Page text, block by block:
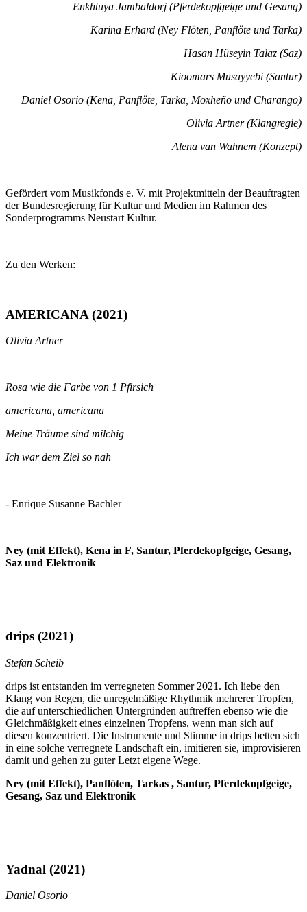
Enkhtuya Jambaldorj (Pferdekopfgeige und Gesang)
Karina Erhard (Ney Flöten, Panflöte und Tarka)
Hasan Hüseyin Talaz (Saz)
Kioomars Musayyebi (Santur)
Daniel Osorio (Kena, Panflöte, Tarka, Moxheño und Charango)
Olivia Artner (Klangregie)
Alena van Wahnem (Konzept)
Gefördert vom Musikfonds e. V. mit Projektmitteln der Beauftragten
der Bundesregierung für Kultur und Medien im Rahmen des
Sonderprogramms Neustart Kultur.
Zu den Werken:
AMERICANA (2021)
Olivia Artner
Rosa wie die Farbe von 1 Pfirsich
americana, americana
Meine Träume sind milchig
Ich war dem Ziel so nah
- Enrique Susanne Bachler
Ney (mit Effekt), Kena in F, Santur, Pferdekopfgeige, Gesang,
Saz und Elektronik
drips (2021)
Stefan Scheib
drips ist entstanden im verregneten Sommer 2021. Ich liebe den
Klang von Regen, die unregelmäßige Rhythmik mehrerer Tropfen,
die auf unterschiedlichen Untergründen auftreffen ebenso wie die
Gleichmäßigkeit eines einzelnen Tropfens, wenn man sich auf
diesen konzentriert. Die Instrumente und Stimme in drips betten sich
in eine solche verregnete Landschaft ein, imitieren sie, improvisieren
damit und gehen zu guter Letzt eigene Wege.
Ney (mit Effekt), Panflöten, Tarkas , Santur, Pferdekopfgeige,
Gesang, Saz und Elektronik
Yadnal (2021)
Daniel Osorio